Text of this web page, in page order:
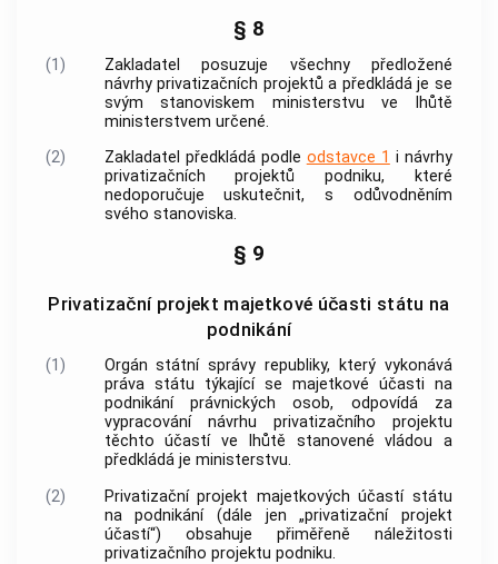
§ 8
(1)
Zakladatel posuzuje všechny předložené
návrhy privatizačních projektů a předkládá je se
svým stanoviskem ministerstvu ve lhůtě
ministerstvem určené.
(2)
Zakladatel předkládá podle odstavce 1 i návrhy
privatizačních projektů podniku, které
nedoporučuje uskutečnit, s odůvodněním
svého stanoviska.
§ 9
Privatizační projekt majetkové účasti státu na
podnikání
(1)
Orgán státní správy republiky, který vykonává
práva státu týkající se majetkové účasti na
podnikání právnických osob, odpovídá za
vypracování návrhu privatizačního projektu
těchto účastí ve lhůtě stanovené vládou a
předkládá je ministerstvu.
(2)
Privatizační projekt majetkových účastí státu
na podnikání (dále jen „privatizační projekt
účastí“) obsahuje přiměřeně náležitosti
privatizačního projektu podniku.